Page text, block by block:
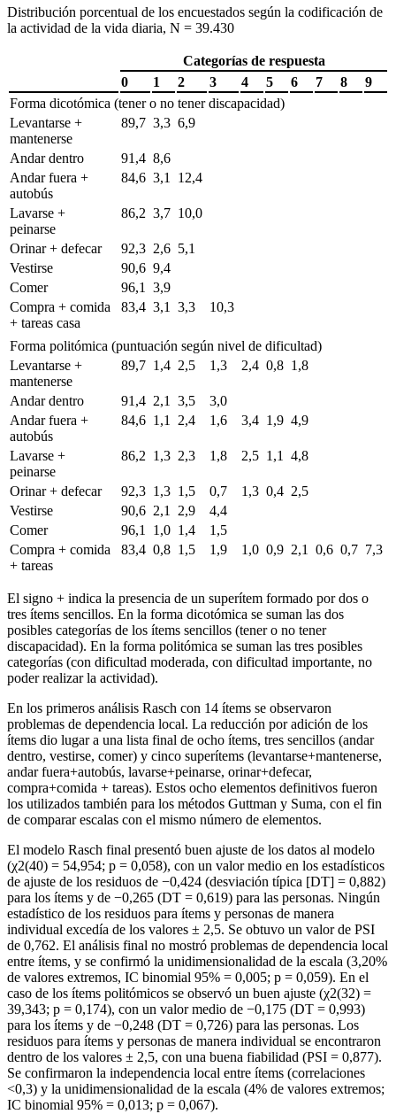
Distribución porcentual de los encuestados según la codificación de
la actividad de la vida diaria, N = 39.430
Categorías de respuesta
0
1 2 3 4 5 6 7 8
9
Forma dicotómica (tener o no tener discapacidad)
Levantarse +
mantenerse
89,7 3,3 6,9
Andar dentro 91,4 8,6
Andar fuera +
autobús
84,6 3,1 12,4
Lavarse +
peinarse
86,2 3,7 10,0
Orinar + defecar 92,3 2,6 5,1
Vestirse
90,6 9,4
Comer
96,1 3,9
Compra + comida
+ tareas casa
83,4 3,1 3,3 10,3
Forma politómica (puntuación según nivel de dificultad)
Levantarse +
mantenerse
89,7 1,4 2,5 1,3 2,4 0,8 1,8
Andar dentro 91,4 2,1 3,5
3,0
Andar fuera +
autobús
84,6 1,1 2,4 1,6 3,4 1,9 4,9
Lavarse +
peinarse
86,2 1,3 2,3 1,8 2,5 1,1 4,8
Orinar + defecar 92,3 1,3 1,5 0,7 1,3 0,4 2,5
Vestirse
90,6 2,1 2,9
4,4
Comer
96,1 1,0 1,4
1,5
Compra + comida
+ tareas
83,4 0,8 1,5 1,9 1,0 0,9 2,1 0,6 0,7 7,3
El signo + indica la presencia de un superítem formado por dos o
tres ítems sencillos. En la forma dicotómica se suman las dos
posibles categorías de los ítems sencillos (tener o no tener
discapacidad). En la forma politómica se suman las tres posibles
categorías (con dificultad moderada, con dificultad importante, no
poder realizar la actividad).
En los primeros análisis Rasch con 14 ítems se observaron
problemas de dependencia local. La reducción por adición de los
ítems dio lugar a una lista final de ocho ítems, tres sencillos (andar
dentro, vestirse, comer) y cinco superítems (levantarse+mantenerse,
andar fuera+autobús, lavarse+peinarse, orinar+defecar,
compra+comida + tareas). Estos ocho elementos definitivos fueron
los utilizados también para los métodos Guttman y Suma, con el fin
de comparar escalas con el mismo número de elementos.
El modelo Rasch final presentó buen ajuste de los datos al modelo
(χ2(40) = 54,954; p = 0,058), con un valor medio en los estadísticos
de ajuste de los residuos de −0,424 (desviación típica [DT] = 0,882)
para los ítems y de −0,265 (DT = 0,619) para las personas. Ningún
estadístico de los residuos para ítems y personas de manera
individual excedía de los valores ± 2,5. Se obtuvo un valor de PSI
de 0,762. El análisis final no mostró problemas de dependencia local
entre ítems, y se confirmó la unidimensionalidad de la escala (3,20%
de valores extremos, IC binomial 95% = 0,005; p = 0,059). En el
caso de los ítems politómicos se observó un buen ajuste (χ2(32) =
39,343; p = 0,174), con un valor medio de −0,175 (DT = 0,993)
para los ítems y de −0,248 (DT = 0,726) para las personas. Los
residuos para ítems y personas de manera individual se encontraron
dentro de los valores ± 2,5, con una buena fiabilidad (PSI = 0,877).
Se confirmaron la independencia local entre ítems (correlaciones
<0,3) y la unidimensionalidad de la escala (4% de valores extremos;
IC binomial 95% = 0,013; p = 0,067).